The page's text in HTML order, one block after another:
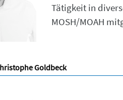
Tätigkeit in
MOSH/MOAH
Goldbeck